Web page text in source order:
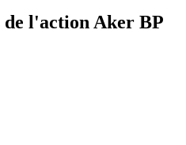
de l'action Aker BP